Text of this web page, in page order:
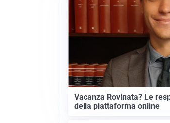
Vacanza Rovinata? Le
della piattaforma online